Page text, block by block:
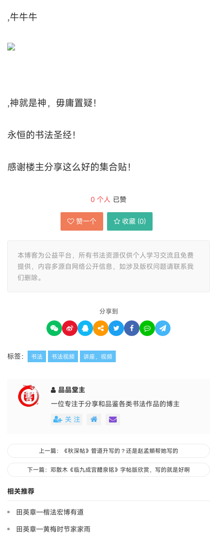
,牛牛牛
,神就是神，毋庸置疑！
永恒的书法圣经！
感谢楼主分享这么好的集合贴！
0 个人 已赞
赞一个 收藏 (0)
本博客为公益平台，所有书法资源仅供个人学习交流且免费
提供，内容多源自网络公开信息，如涉及版权问题请联系我
们删除。
分享到
标签： 书法 书法视频 讲座，视频
品品堂主
一位专注于分享和品鉴各类书法作品的博主
关 注
上一篇：《秋深帖》管道升写的？还是赵孟頫帮她写的
下一篇：邓散木《临九成宫醴泉铭》字帖版欣赏，写的就是好啊
相关推荐
田英章—楷法宏博有道
田英章—黄梅时节家家雨